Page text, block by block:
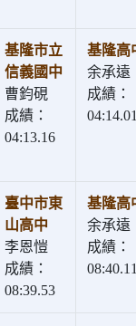
基隆市立
信義國中
曹鈞硯
成績：
04:13.16
基隆高
余承遠
成績：
臺中市東
山高中
李恩愷
成績：
08:39.53
基隆高
余承遠
成績：